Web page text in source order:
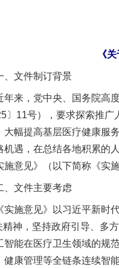
《
文件制订背景
，党中央、国务院高度
〕11号），要求探索推
大幅提高基层医疗健康服
机遇，在总结各地积累的
施意见》（以下简称《实
文件主要考虑
意见》以习近平新时代
精神，坚持政府引导、多
智能在医疗卫生领域的规
健康管理等全链条连续智